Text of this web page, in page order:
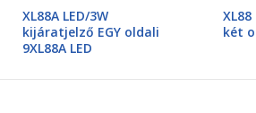
XL88A LED/3W
kijáratjelző EGY oldali
9XL88A LED
két